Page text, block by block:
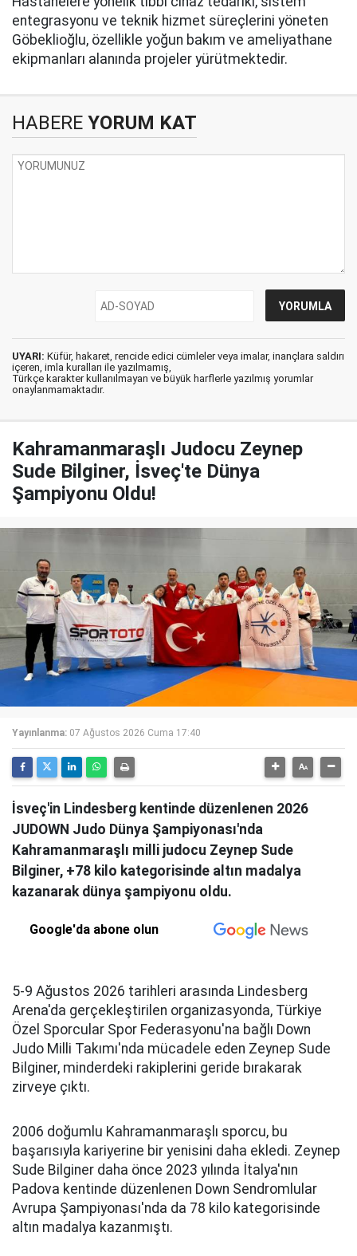
entegrasyonu ve teknik hizmet süreçlerini yöneten
Göbeklioğlu, özellikle yoğun bakım ve ameliyathane
ekipmanları alanında projeler yürütmektedir.
HABERE YORUM KAT
UYARI: Küfür, hakaret, rencide edici cümleler veya imalar, inançlara saldırı
içeren, imla kuralları ile yazılmamış,
Türkçe karakter kullanılmayan ve büyük harflerle yazılmış yorumlar
onaylanmamaktadır.
Kahramanmaraşlı Judocu Zeynep
Sude Bilginer, İsveç'te Dünya
Şampiyonu Oldu!
Yayınlanma: 07 Ağustos 2026 Cuma 17:40
İsveç'in Lindesberg kentinde düzenlenen 2026
JUDOWN Judo Dünya Şampiyonası'nda
Kahramanmaraşlı milli judocu Zeynep Sude
Bilginer, +78 kilo kategorisinde altın madalya
kazanarak dünya şampiyonu oldu.
Google'da abone olun
5-9 Ağustos 2026 tarihleri arasında Lindesberg
Arena'da gerçekleştirilen organizasyonda, Türkiye
Özel Sporcular Spor Federasyonu'na bağlı Down
Judo Milli Takımı'nda mücadele eden Zeynep Sude
Bilginer, minderdeki rakiplerini geride bırakarak
zirveye çıktı.
2006 doğumlu Kahramanmaraşlı sporcu, bu
başarısıyla kariyerine bir yenisini daha ekledi. Zeynep
Sude Bilginer daha önce 2023 yılında İtalya'nın
Padova kentinde düzenlenen Down Sendromlular
Avrupa Şampiyonası'nda da 78 kilo kategorisinde
altın madalya kazanmıştı.